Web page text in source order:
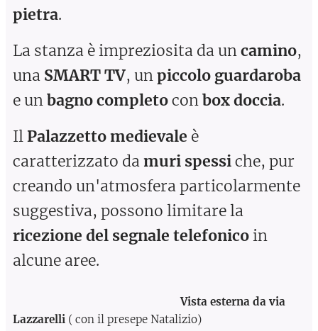
pietra.
La stanza è impreziosita da uncamino,
una SMART TV, unpiccolo guardaroba
e unbagno completoconbox doccia.
IlPalazzetto medievale è
caratterizzato damuri spessiche, pur
creando un'atmosfera particolarmente
suggestiva, possono limitare la
ricezione del segnale telefonico in
alcune aree.
Vista esterna da via
Lazzarelli ( con il presepe Natalizio)